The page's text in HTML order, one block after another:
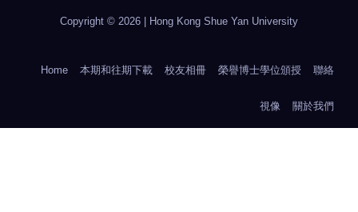
Copyright © 2026 | Hong Kong Shue Yan University
Home 本期和往期下載 校友相冊 榮譽博士學位頒授 聯絡
視像 關於我們